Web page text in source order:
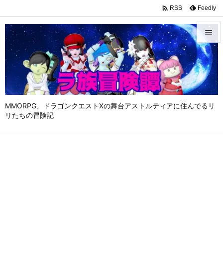
MMORPG、ドラゴンクエストⅩの舞台アストルティアに住んでるリ
リたちの冒険記


メニュ

サイド

 RSS Feedly